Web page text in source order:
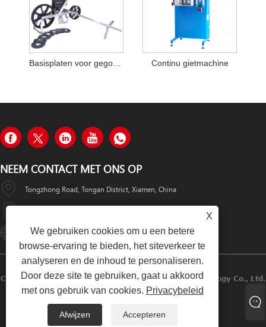
Continu gietmachine
NEEM CONTACT MET ONS OP
Tongzhong Road, Tongan District, Xiamen, China
Sales08@xmhongyu.com.cn
Copyright © 2023 Xiamen Hongyu Intelligent Technology Co., Ltd.
Alle Rechten Voorbehouden
Links Sitemap RSS XML Privacybeleid
X
We gebruiken cookies om u een betere
browse-ervaring te bieden, het siteverkeer te
analyseren en de inhoud te personaliseren.
Door deze site te gebruiken, gaat u akkoord
met ons gebruik van cookies. Privacybeleid
Afwijzen Accepteren